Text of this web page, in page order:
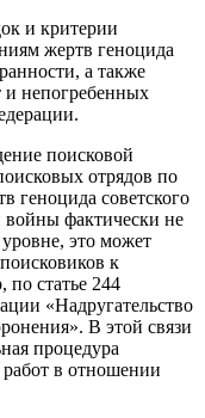
и критерии
жертв геноцида
а также
и непогребенных
поисковой
отрядов по
геноцида советского
войны фактически не
это может
к
по статье 244
«Надругательство
В этой связи
процедура
в отношении